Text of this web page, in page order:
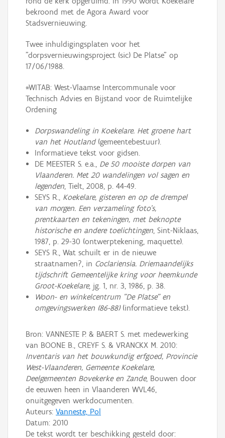
bekroond met de Agora Award voor
Stadsvernieuwing.
Twee inhuldigingsplaten voor het
"dorpsvernieuwingsproject (sic) De Platse" op
17/06/1988.
*WITAB: West-Vlaamse Intercommunale voor
Technisch Advies en Bijstand voor de Ruimtelijke
Ordening
Dorpswandeling in Koekelare. Het groene hart
van het Houtland (gemeentebestuur).
Informatieve tekst voor gidsen.
DE MEESTER S. e.a., De 50 mooiste dorpen van
Vlaanderen. Met 20 wandelingen vol sagen en
legenden, Tielt, 2008, p. 44-49.
SEYS R., Koekelare, gisteren en op de drempel
van morgen. Een verzameling foto's,
prentkaarten en tekeningen, met beknopte
historische en andere toelichtingen, Sint-Niklaas,
1987, p. 29-30 (ontwerptekening, maquette).
SEYS R., Wat schuilt er in de nieuwe
straatnamen?, in Coclariensia. Driemaandelijks
tijdschrift Gemeentelijke kring voor heemkunde
Groot-Koekelare, jg. 1, nr. 3, 1986, p. 38.
Woon- en winkelcentrum "De Platse" en
omgevingswerken (86-88)(informatieve tekst).
Bron: VANNESTE P. & BAERT S. met medewerking
van BOONE B., CREYF S. & VRANCKX M. 2010:
Inventaris van het bouwkundig erfgoed, Provincie
West-Vlaanderen, Gemeente Koekelare,
Deelgemeenten Bovekerke en Zande, Bouwen door
de eeuwen heen in Vlaanderen WVL46,
onuitgegeven werkdocumenten.
Auteurs: Vanneste, Pol
Datum: 2010
De tekst wordt ter beschikking gesteld door: